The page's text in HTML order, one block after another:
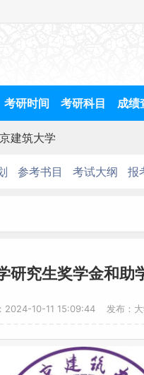
考研时间 考研科目 成绩
建筑大学
参考书目 考试大纲 报
究生奖学金和助
2024-10-11 15:09:44 发布：大